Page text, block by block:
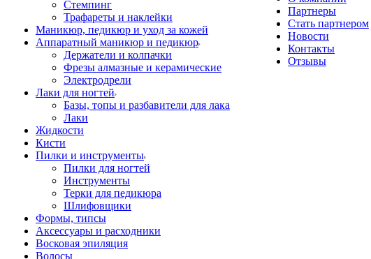
Стемпинг
Трафареты и наклейки
Маникюр, педикюр и уход за кожей
Аппаратный маникюр и педикюр
Держатели и колпачки
Фрезы алмазные и керамические
Электродрели
Лаки для ногтей
Базы, топы и разбавители для лака
Лаки
Жидкости
Кисти
Пилки и инструменты
Пилки для ногтей
Инструменты
Терки для педикюра
Шлифовщики
Формы, типсы
Аксессуары и расходники
Восковая эпиляция
Волосы
Партнеры
Стать партнером
Новости
Контакты
Отзывы